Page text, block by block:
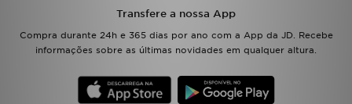
Transfere a nossa App
Compra durante 24h e 365 dias por ano com a App da JD. Recebe
informações sobre as últimas novidades em qualquer altura.